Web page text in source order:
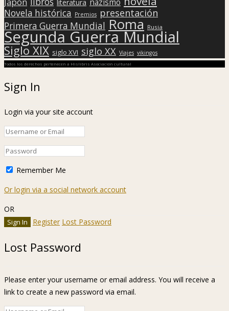
literatura nazismo
Novela histórica Premios presentación
Primera Guerra Mundial Roma Rusia
Segunda Guerra Mundial
Siglo XIX siglo XVI siglo XX Viajes vikingos
Todos los derechos pertenecen a Hislibris Asociación cultural
Sign In
Login via your site account
Remember Me
Or login via a social network account
OR
Register Lost Password
Lost Password
Please enter your username or email address. You will receive a
link to create a new password via email.